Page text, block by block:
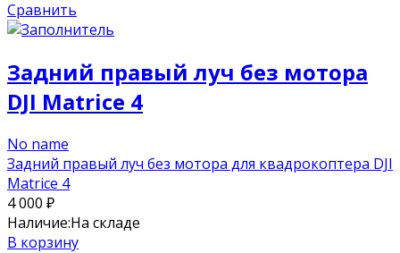
Сравнить
Задний правый луч без мотора
DJI Matrice 4
No name
Задний правый луч без мотора для квадрокоптера DJI
Matrice 4
4 000 ₽
Наличие:На складе
В корзину